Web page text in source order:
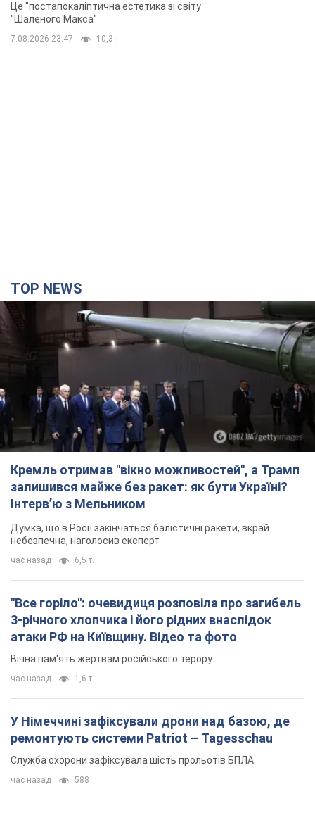
Це "постапокаліптична естетика зі світу
"Шаленого Макса"
7.08.2026 23:47 10,3 т.
TOP NEWS
Кремль отримав "вікно можливостей", а Трамп
залишився майже без ракет: як бути Україні?
Інтерв’ю з Мельником
Думка, що в Росії закінчаться балістичні ракети, вкрай
небезпечна, наголосив експерт
час назад 6,5 т.
"Все горіло": очевидиця розповіла про загибель
3-річного хлопчика і його рідних внаслідок
атаки РФ на Київщину. Відео та фото
Вічна пам'ять жертвам російського терору
час назад 1,6 т.
У Німеччині зафіксували дрони над базою, де
ремонтують системи Patriot – Tagesschau
Служба охорони зафіксувала шість прольотів БПЛА
час назад 588